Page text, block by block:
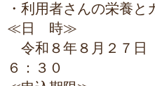
・利用者さんの栄養と
≪日 時≫
令和８年８月２７日
６：３０